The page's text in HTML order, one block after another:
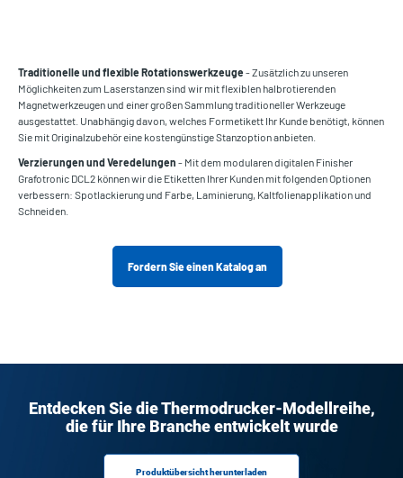
Traditionelle und flexible Rotationswerkzeuge - Zusätzlich zu unseren
Möglichkeiten zum Laserstanzen sind wir mit flexiblen halbrotierenden
Magnetwerkzeugen und einer großen Sammlung traditioneller Werkzeuge
ausgestattet. Unabhängig davon, welches Formetikett Ihr Kunde benötigt, können
Sie mit Originalzubehör eine kostengünstige Stanzoption anbieten.
Verzierungen und Veredelungen - Mit dem modularen digitalen Finisher
Grafotronic DCL2 können wir die Etiketten Ihrer Kunden mit folgenden Optionen
verbessern: Spotlackierung und Farbe, Laminierung, Kaltfolienapplikation und
Schneiden.
Fordern Sie einen Katalog an
Entdecken Sie die Thermodrucker-Modellreihe,
die für Ihre Branche entwickelt wurde
Produktübersicht herunterladen